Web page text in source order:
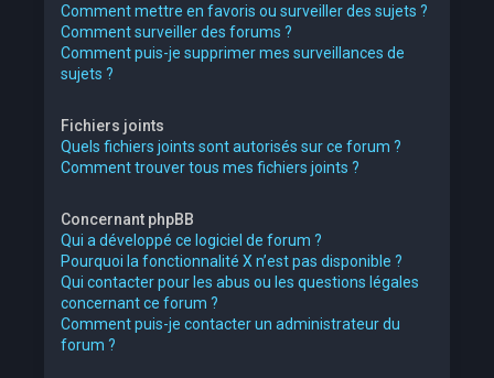
Comment mettre en favoris ou surveiller des sujets ?
Comment surveiller des forums ?
Comment puis-je supprimer mes surveillances de
sujets ?
Fichiers joints
Quels fichiers joints sont autorisés sur ce forum ?
Comment trouver tous mes fichiers joints ?
Concernant phpBB
Qui a développé ce logiciel de forum ?
Pourquoi la fonctionnalité X n’est pas disponible ?
Qui contacter pour les abus ou les questions légales
concernant ce forum ?
Comment puis-je contacter un administrateur du
forum ?